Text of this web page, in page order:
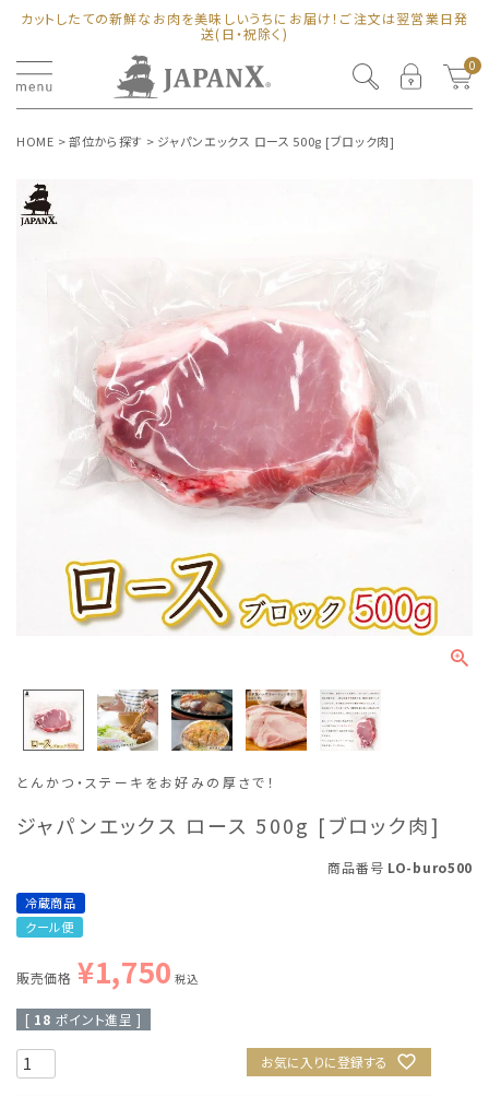
カットしたての新鮮なお肉を美味しいうちにお届け！ご注文は翌営業日発
送(日・祝除く)
0
HOME 部位から探す ジャパンエックス ロース 500g [ブロック肉]
とんかつ・ステーキをお好みの厚さで！
ジャパンエックス ロース 500g [ブロック肉]
商品番号 LO-buro500
冷蔵商品
クール便
販売価格 ¥1,750 税込
[ 18 ポイント進呈 ]
お気に入りに登録する